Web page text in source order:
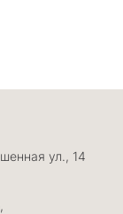
ул., 14